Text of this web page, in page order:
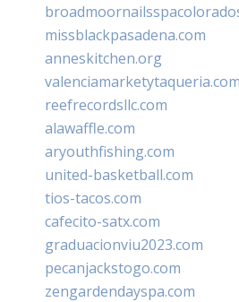
missblackpasadena.com
anneskitchen.org
valenciamarketytaqueria.com
reefrecordsllc.com
alawaffle.com
aryouthfishing.com
united-basketball.com
tios-tacos.com
cafecito-satx.com
graduacionviu2023.com
pecanjackstogo.com
zengardendayspa.com